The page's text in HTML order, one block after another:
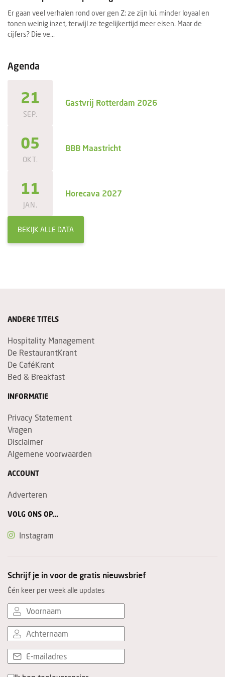
HorecaEvenTT is een jaarlijks terugkerende vakbeurs en heeft een
vaste positie op de nationale horecabeursagenda. Voor bezoekers
dé uitgelezen...
Agenda
21
SEP.
Gastvrij Rotterdam 2026
05
OKT.
BBB Maastricht
11
JAN.
Horecava 2027
BEKIJK ALLE DATA
ANDERE TITELS
Hospitality Management
De RestaurantKrant
De CaféKrant
Bed & Breakfast
INFORMATIE
Privacy Statement
Vragen
Disclaimer
Algemene voorwaarden
ACCOUNT
Adverteren
VOLG ONS OP...
Instagram
Schrijf je in voor de gratis nieuwsbrief
Één keer per week alle updates